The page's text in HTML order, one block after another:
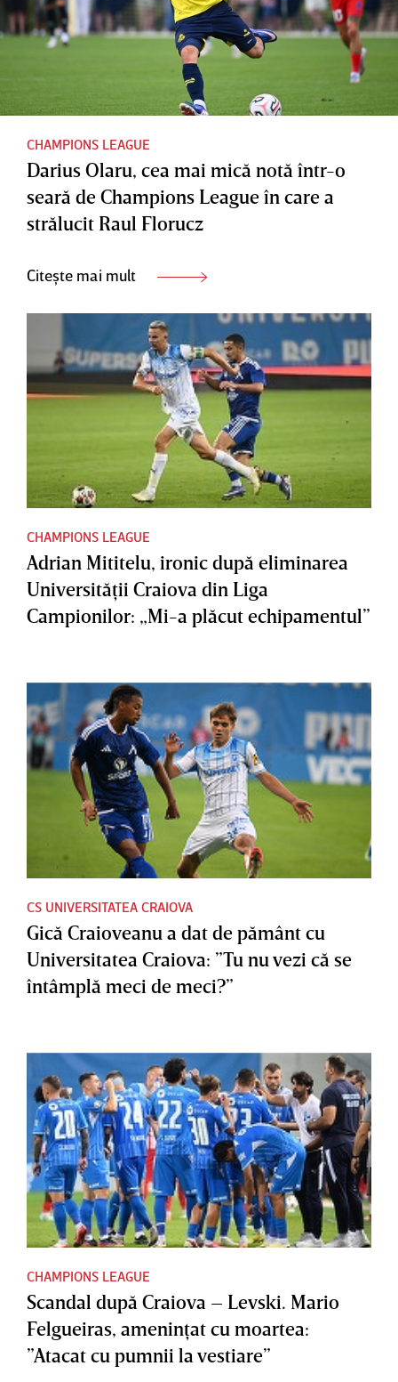
CHAMPIONS LEAGUE
Darius Olaru, cea mai mică notă într-o
seară de Champions League în care a
strălucit Raul Florucz
Citește mai mult
CHAMPIONS LEAGUE
Adrian Mititelu, ironic după eliminarea
Universităţii Craiova din Liga
Campionilor: „Mi-a plăcut echipamentul”
CS UNIVERSITATEA CRAIOVA
Gică Craioveanu a dat de pământ cu
Universitatea Craiova: ”Tu nu vezi că se
întâmplă meci de meci?”
CHAMPIONS LEAGUE
Scandal după Craiova – Levski. Mario
Felgueiras, ameninţat cu moartea:
”Atacat cu pumnii la vestiare”